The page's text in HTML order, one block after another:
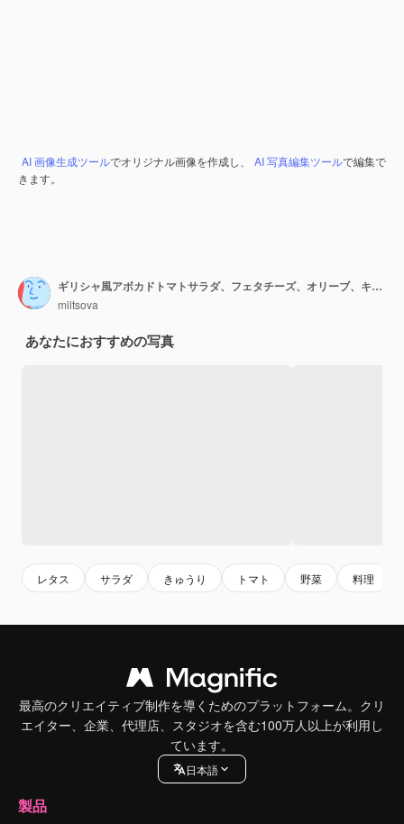
AI 画像生成ツールでオリジナル画像を作成し、 AI 写真編集ツールで編集で
きます。
ギリシャ風アボカドトマトサラダ、フェタチーズ、オリーブ、キュウリ、タマネギ、レタス添え
miltsova
あなたにおすすめの写真
レタス サラダ きゅうり トマト 野菜 料理
最高のクリエイティブ制作を導くためのプラットフォーム。クリ
エイター、企業、代理店、スタジオを含む100万人以上が利用し
ています。
日本語
製品